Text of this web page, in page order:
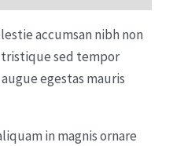
accumsan nibh non
sed tempor
egestas mauris
in magnis ornare